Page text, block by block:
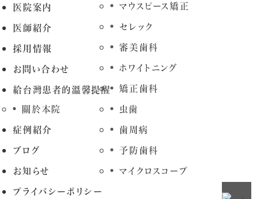
医院案内
医師紹介
採用情報
お問い合わせ
給台灣患者的溫馨提醒
關於本院
症例紹介
ブログ
お知らせ
プライバシーポリシー
マウスピース矯正
セレック
審美歯科
ホワイトニング
矯正歯科
虫歯
歯周病
予防歯科
マイクロスコープ